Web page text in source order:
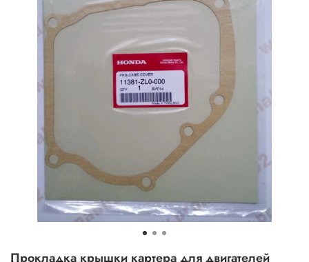
Прокладка крышки картера для двигателей